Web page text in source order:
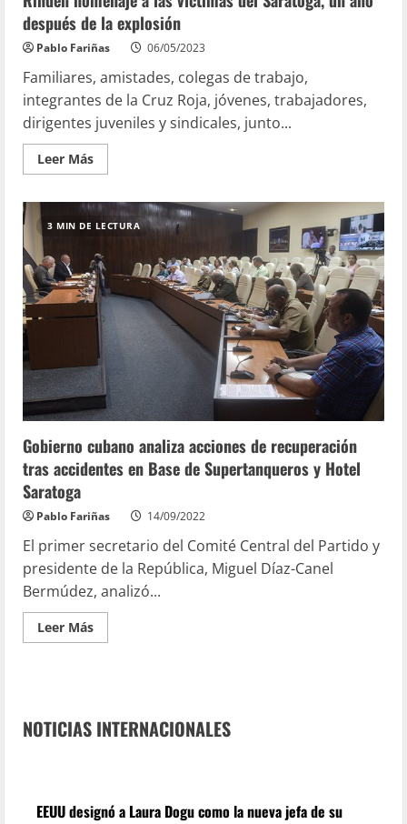
después de la explosión
Pablo Fariñas 06/05/2023
Familiares, amistades, colegas de trabajo,
integrantes de la Cruz Roja, jóvenes, trabajadores,
dirigentes juveniles y sindicales, junto...
Leer Más
3 MIN DE LECTURA
Gobierno cubano analiza acciones de recuperación
tras accidentes en Base de Supertanqueros y Hotel
Saratoga
Pablo Fariñas 14/09/2022
El primer secretario del Comité Central del Partido y
presidente de la República, Miguel Díaz-Canel
Bermúdez, analizó...
Leer Más
NOTICIAS INTERNACIONALES
EEUU designó a Laura Dogu como la nueva jefa de su